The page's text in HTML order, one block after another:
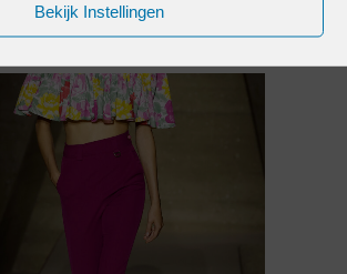
Bekijk Instellingen